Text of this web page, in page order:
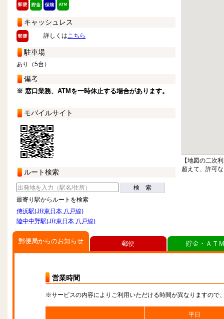
キャッシュレス
詳しくはこちら
駐車場
あり（5台）
備考
※ 窓口業務、ATMを一時休止する場合があります。
モバイルサイト
ルート検索
検 索
最寄り駅からルートを検索
侍浜駅(JR東日本 八戸線)
陸中中野駅(JR東日本 八戸線)
【地図の二次
超えて、許可
郵便局からのお知らせ
営業時間
※サービスの内容によりご利用いただける時間が異なりますので
平日
郵便 貯金・ＡＴ